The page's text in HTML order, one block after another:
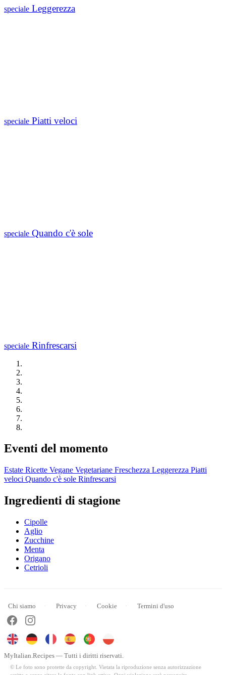
speciale Leggerezza
speciale Piatti veloci
speciale Quando c'è sole
speciale Rinfrescarsi
Eventi del momento
Estate Ricette Vegane Vegetariane Freschezza Leggerezza Piatti
veloci Quando c'è sole Rinfrescarsi
Ingredienti di stagione
Cipolle
Aglio
Zucchine
Menta
Origano
Cetrioli
Chi siamo Privacy Cookie Termini d'uso
MyItalian.Recipes — Tutti i diritti riservati.
© Le foto sono protette da copyright. Vietata la riproduzione senza autorizzazione